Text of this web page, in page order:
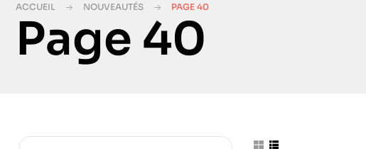
Page 40
ACCUEIL NOUVEAUTÉS PAGE 40